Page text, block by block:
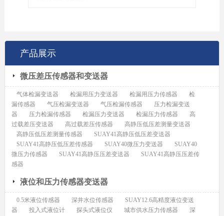
产品展示
微压差压传感器和变送器
气体检漏变送器 检漏用压力变送器 检漏用压力传感器
检
漏传感器
气压检漏变送器 气压检漏传感器
压力检漏变送
器
压力检漏传感器 检漏压力变送器 检漏压力传感器
高
过载差压变送器
高过载差压传感器
高静压低压差测量变送器
高静压低压差测量传感器
SUAY41高静压低压差变送器
SUAY41高静压低压差传感器
SUAY40微压力变送器
SUAY40
微压力传感器
SUAY41高静压压差变送器
SUAY41高静压压差传
感器
液位和压力传感器变送器
0.5米液位传感器 深井水位传感器
SUAY12.6高精度液位变送
器
投入式液位计 探头式液位仪 城市供水压力传感器
深